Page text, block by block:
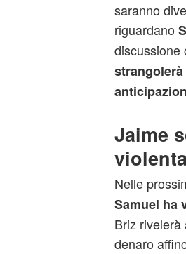
saranno
riguardano
discussione
Jaime
Nelle
Samuel ha
Briz
denaro